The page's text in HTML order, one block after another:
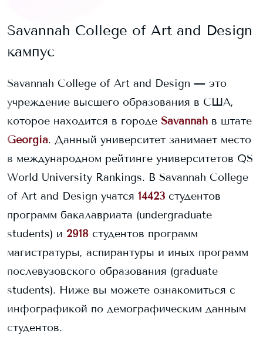
Savannah College of Art and Design
кампус
Savannah College of Art and Design — это
учреждение высшего образования в США,
которое находится в городе Savannah в штате
Georgia. Данный университет занимает место
в международном рейтинге университетов QS
World University Rankings. В Savannah College
of Art and Design учатся 14423 студентов
программ бакалавриата (undergraduate
students) и 2918 студентов программ
магистратуры, аспирантуры и иных программ
послевузовского образования (graduate
students). Ниже вы можете ознакомиться с
инфографикой по демографическим данным
студентов.